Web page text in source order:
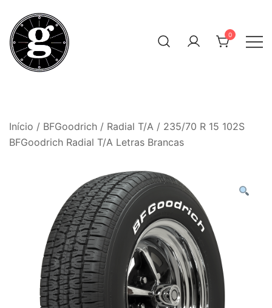
content
0
Início / BFGoodrich / Radial T/A / 235/70 R 15 102S
BFGoodrich Radial T/A Letras Brancas